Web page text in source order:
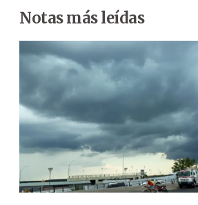
Notas más leídas